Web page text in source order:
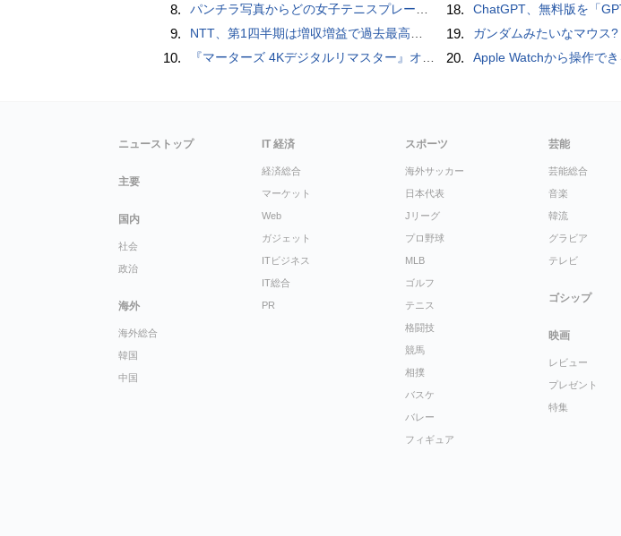
8. パンチラ写真からどの女子テニスプレーヤーのものなのか当てるクイズ「Tennis Upskirts」
9. NTT、第1四半期は増収増益で過去最高 IOWNや分散GPUの取り組みを説明
10. 『マーターズ 4Kデジタルリマスター』オールナイト上映、鬼畜な併映作品が決定 全部観たら“生還証”をプレゼント［ホラー通信］
18. ChatGPT、無料版を「GPT-5.6 Luna」に刷新、チャット無
19. ガンダムみたいなマウス? ただのマウスとは違うのだよ1944通
20. ​Apple Watchから操作できる音声レコーダMeta
ニューストップ
主要
国内
社会
政治
海外
海外総合
韓国
中国
IT 経済
経済総合
マーケット
Web
ガジェット
ITビジネス
IT総合
PR
スポーツ
海外サッカー
日本代表
Jリーグ
プロ野球
MLB
ゴルフ
テニス
格闘技
競馬
相撲
バスケ
バレー
フィギュア
芸能
芸能総合
音楽
韓流
グラビア
テレビ
ゴシップ
映画
レビュー
プレゼント
特集